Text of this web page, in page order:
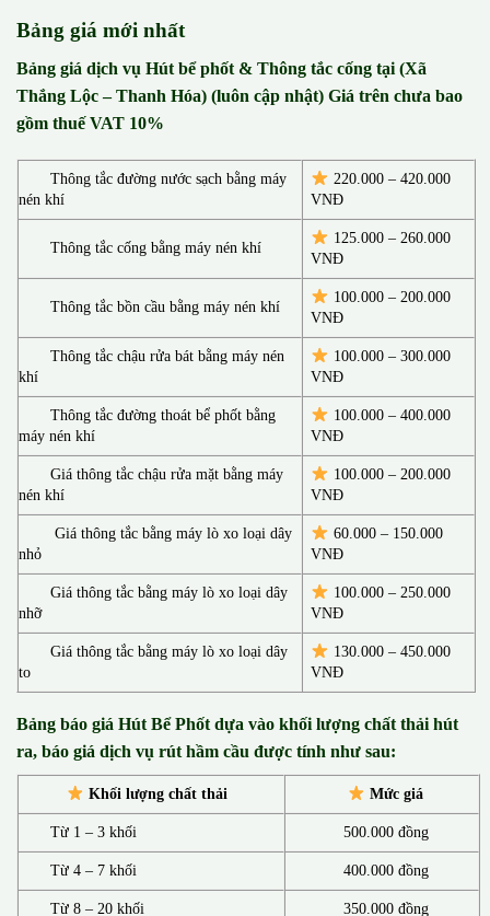
Bảng giá mới nhất
Bảng giá dịch vụ Hút bể phốt & Thông tắc cống tại (Xã
Thắng Lộc – Thanh Hóa) (luôn cập nhật) Giá trên chưa bao
gồm thuế VAT 10%
Thông tắc đường nước sạch bằng máy
nén khí
220.000 – 420.000
VNĐ
Thông tắc cống bằng máy nén khí
125.000 – 260.000
VNĐ
Thông tắc bồn cầu bằng máy nén khí
100.000 – 200.000
VNĐ
Thông tắc chậu rửa bát bằng máy nén
khí
100.000 – 300.000
VNĐ
Thông tắc đường thoát bể phốt bằng
máy nén khí
100.000 – 400.000
VNĐ
Giá thông tắc chậu rửa mặt bằng máy
nén khí
100.000 – 200.000
VNĐ
Giá thông tắc bằng máy lò xo loại dây
nhỏ
60.000 – 150.000
VNĐ
Giá thông tắc bằng máy lò xo loại dây
nhỡ
100.000 – 250.000
VNĐ
Giá thông tắc bằng máy lò xo loại dây
to
130.000 –450.000
VNĐ
Bảng báo giá Hút Bể Phốt dựa vào khối lượng chất thải hút
ra, báo giá dịch vụ rút hầm cầu được tính như sau:
Khối lượng chất thải Mức giá
Từ 1 – 3 khối 500.000 đồng
Từ 4 – 7 khối 400.000 đồng
Từ 8 – 20 khối 350.000 đồng